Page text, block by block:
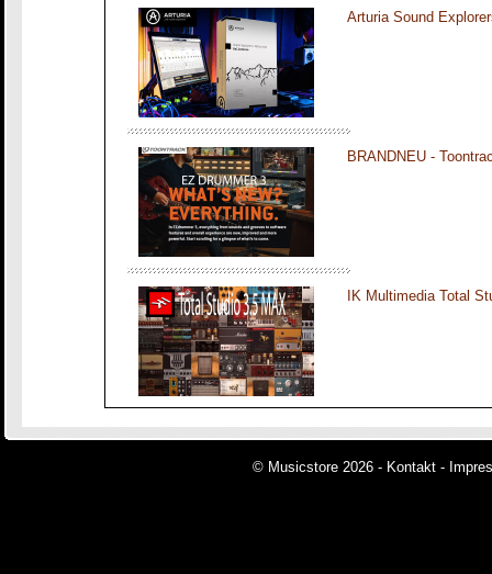
Arturia Sound
BRANDNEU -
IK Multimedia Total
© Musicstore 2026 - Kontakt -